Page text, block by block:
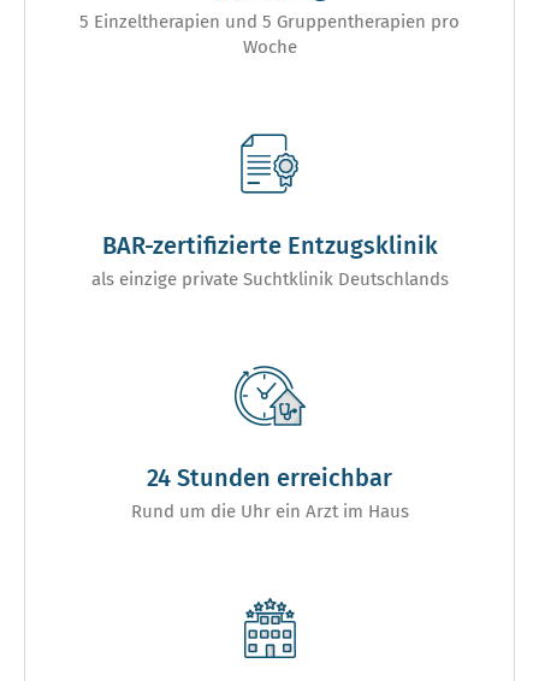
5 Einzeltherapien und 5 Gruppentherapien pro
Woche
BAR-zertifizierte Entzugsklinik
als einzige private Suchtklinik Deutschlands
24 Stunden erreichbar
Rund um die Uhr ein Arzt im Haus